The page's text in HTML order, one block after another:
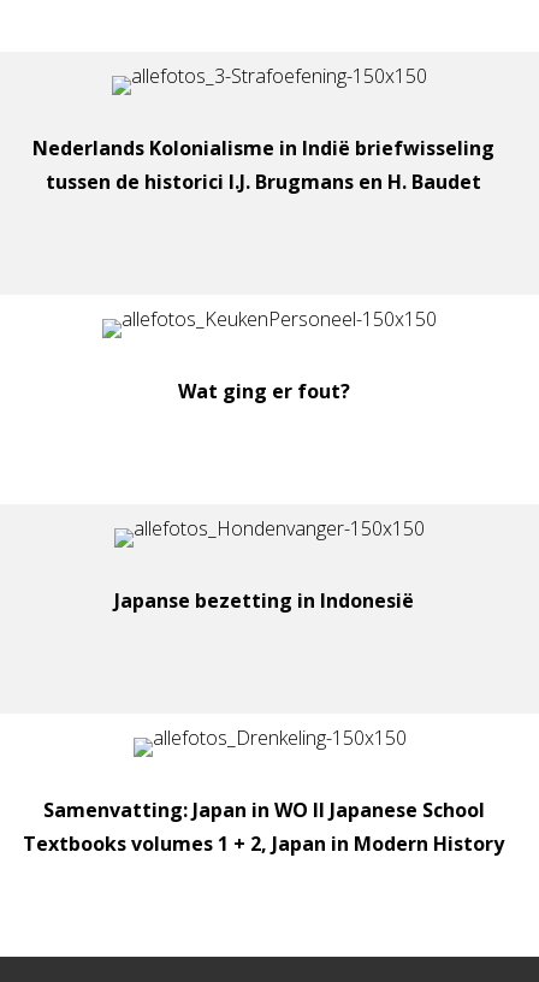
Nederlands Kolonialisme in Indië briefwisseling
tussen de historici I.J. Brugmans en H. Baudet
Wat ging er fout?
Japanse bezetting in Indonesië
Samenvatting: Japan in WO II Japanese School
Textbooks volumes 1 + 2, Japan in Modern History